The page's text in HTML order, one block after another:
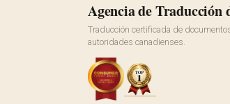
Agencia de Traducción
Traducción certificada de
autoridades canadienses.